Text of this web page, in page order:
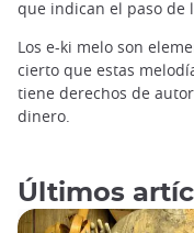
que indican el paso de
Los e-ki melo son
cierto que estas
tiene derechos de
dinero.
Últimos